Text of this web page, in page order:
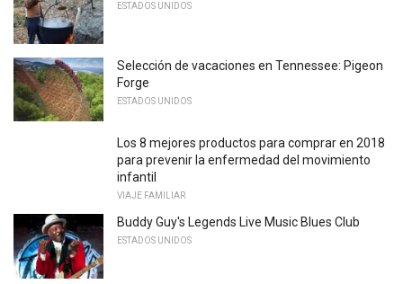
ESTADOS UNIDOS
Selección de vacaciones en Tennessee: Pigeon
Forge
ESTADOS UNIDOS
Los 8 mejores productos para comprar en 2018
para prevenir la enfermedad del movimiento
infantil
VIAJE FAMILIAR
Buddy Guy's Legends Live Music Blues Club
ESTADOS UNIDOS